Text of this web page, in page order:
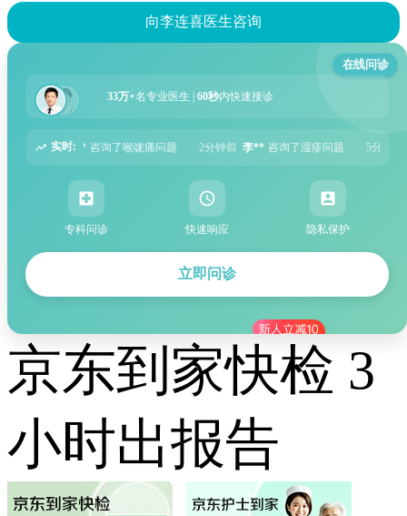
向李连喜医生咨询
在线问诊
33万+名专业医生 | 60秒内快速接诊
实时:
2分钟前 李** 咨询了湿疹问题 5分钟前 张** 咨询了过敏性鼻炎问题
专科问诊 快速响应 隐私保护
立即问诊
京东到家快检 3
小时出报告